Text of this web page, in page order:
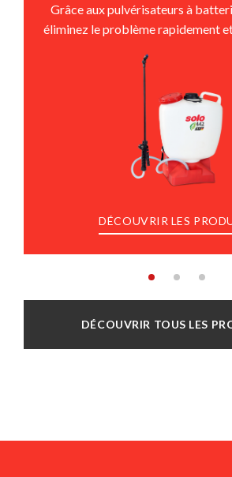
Grâce aux pulvérisateurs à
éliminez le problème rapidement
DÉCOUVRIR LES
DÉCOUVRIR TOUS LES